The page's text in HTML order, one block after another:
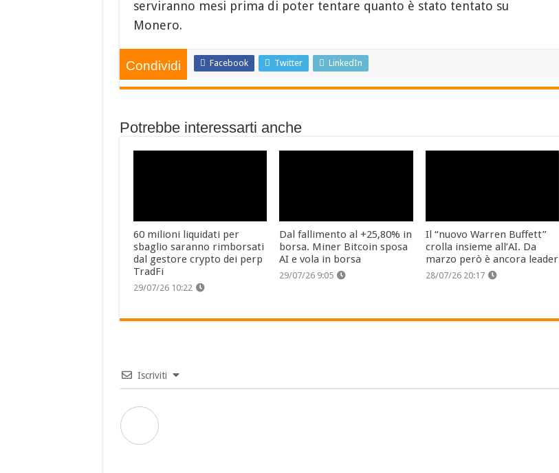
serviranno mesi prima di poter tentare quanto è stato tentato su
Monero.
Condividi Facebook Twitter LinkedIn
Potrebbe interessarti anche
60 milioni liquidati per
sbaglio saranno rimborsati
dal gestore crypto dei perp
TradFi
29/07/26 10:22
Dal fallimento al +25,80% in
borsa. Miner Bitcoin sposa
AI e vola in borsa
29/07/26 9:05
Il “nuovo Warren Buffett”
crolla insieme all’AI. Da
marzo però è ancora leader
28/07/26 20:17
Iscriviti